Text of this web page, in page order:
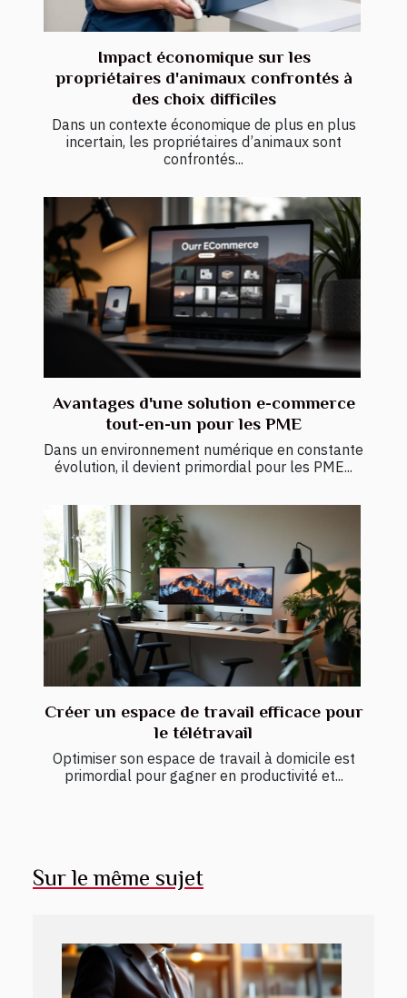
Impact économique sur les
propriétaires d'animaux confrontés à
des choix difficiles
Dans un contexte économique de plus en plus
incertain, les propriétaires d’animaux sont
confrontés...
Avantages d'une solution e-commerce
tout-en-un pour les PME
Dans un environnement numérique en constante
évolution, il devient primordial pour les PME...
Créer un espace de travail efficace pour
le télétravail
Optimiser son espace de travail à domicile est
primordial pour gagner en productivité et...
Sur le même sujet